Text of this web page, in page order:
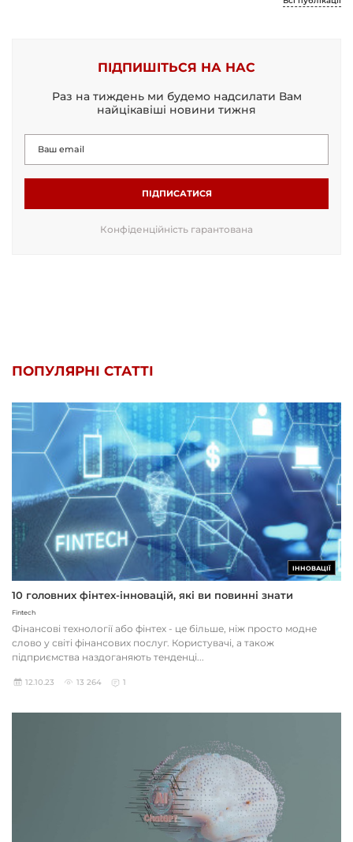
ПІДПИШІТЬСЯ НА НАС
Раз на тиждень ми будемо надсилати Вам
найцікавіші новини тижня
ПІДПИСАТИСЯ
Конфіденційність гарантована
ПОПУЛЯРНІ СТАТТІ
ІННОВАЦІЇ
10 головних фінтех-інновацій, які ви повинні знати
Fintech
Фінансові технології або фінтех - це більше, ніж просто модне
слово у світі фінансових послуг. Користувачі, а також
підприємства наздоганяють тенденці...
12.10.23 13 264 1